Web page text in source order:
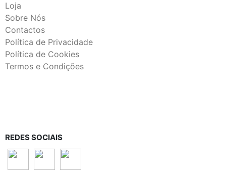
Loja
Sobre Nós
Contactos
Política de Privacidade
Política de Cookies
Termos e Condições
REDES SOCIAIS